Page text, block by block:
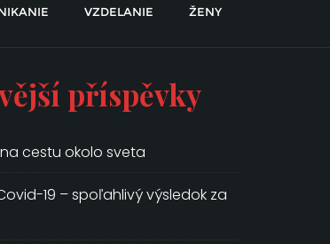
VZDELANIE ŽENY
příspěvky
cestu okolo sveta
19 – spoľahlivý výsledok za